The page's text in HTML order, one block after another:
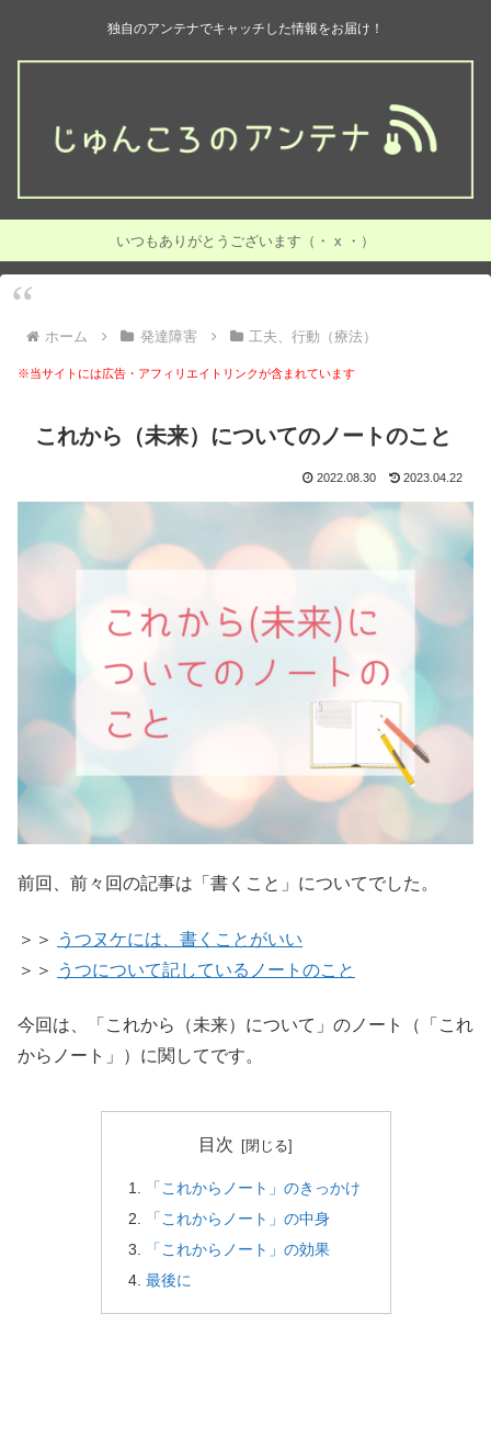
独自のアンテナでキャッチした情報をお届け！
いつもありがとうございます（・ x ・）
ホーム 発達障害 工夫、行動（療法）
※当サイトには広告・アフィリエイトリンクが含まれています
これから（未来）についてのノートのこと
2022.08.30 2023.04.22
前回、前々回の記事は「書くこと」についてでした。
＞＞
うつヌケには、書くことがいい
＞＞
うつについて記しているノートのこと
今回は、「これから（未来）について」のノート（「これ
からノート」）に関してです。
目次
「これからノート」のきっかけ
「これからノート」の中身
「これからノート」の効果
最後に